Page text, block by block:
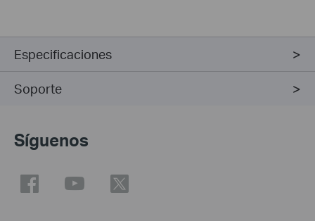
Especificaciones
Soporte
Síguenos